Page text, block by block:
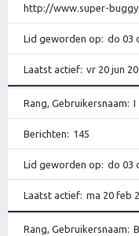
http://www.super-
Lid geworden op do 03
Laatst actief vr 20 jun
Rang, Gebruikersnaam I
Berichten 145
Lid geworden op do 03
Laatst actief ma 20 feb
Rang, Gebruikersnaam